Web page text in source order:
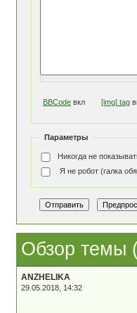
BBCode вкл [img] tag
Параметры
Никогда не
Я не робот (галка
Обзор темы
ANZHELIKA
29.05.2018, 14:32